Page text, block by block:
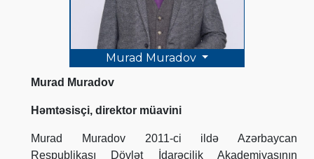
Murad Muradov
Murad Muradov
Həmtəsisçi, direktor müavini
Murad Muradov 2011-ci ildə Azərbaycan
Respublikası Dövlət İdarəçilik Akademiyasının